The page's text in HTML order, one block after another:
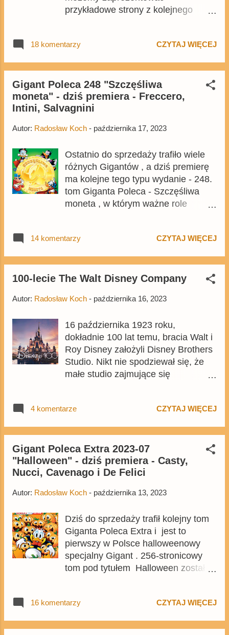
przykładowe strony z kolejnego
grudnia i będzie to pierwsze wydanie
Szczegółowe informacje o
zawartości tomu znajdziecie w
osobnym tekście , w wydaniu
pojawią się m.in. komiks Facciniego
Młodymi Skautami i opowieść o
Leoniego. Cały czas jest dostępna
prenumerata Giganta . Droższa niż
do tej pory, ale za 8 tomów serii z
dostawą do domu zapłacicie tylko
135,92 zł. W najbliższym czasie na
MegaGiga i Giganta Poleca Extra .
Źródło ilustracji: materiały prasowe -
Egmont Polska
18 komentarzy CZYTAJ WIĘCEJ
Gigant Poleca 248 "Szczęśliwa
moneta" - dziś premiera - Freccero,
Intini, Salvagnini
Autor: Radosław Koch - października 17, 2023
Ostatnio do sprzedaży trafiło wiele
różnych Gigantów , a dziś premierę
ma kolejne tego typu wydanie - 248.
tom Giganta Poleca - Szczęśliwa
moneta , w którym ważne role
jego wrogowie. Choć tom może
tegorocznych Gigantów , to i tak
wygląda interesująco. Komiks jest
jest kopią wrześniowego wydania
.
14 komentarzy CZYTAJ WIĘCEJ
100-lecie The Walt Disney Company
Autor: Radosław Koch - października 16, 2023
16 października 1923 roku,
dokładnie 100 lat temu, bracia Walt i
Roy Disney założyli Disney Brothers
Studio. Nikt nie spodziewał się, że
małe studio zajmujące się
produkcji aktorskiej, rozrośnie się do
się wielkim konglomeratem
medialnym posiadającym wiele
studiów produkcyjnych, stacji
telewizyjnych czy parków rozrywki.
swoje setne urodziny już od paru
Gigant z komiksami stworzonymi z
okazji tej rocznicy, a dzisiaj na
Disney+ zadebiutowała
krótkometrażówka Było sobie studio
, w którym pojawiają się bohaterowie
Disney Animation Studios.
4 komentarze CZYTAJ WIĘCEJ
Gigant Poleca Extra 2023-07
"Halloween" - dziś premiera - Casty,
Nucci, Cavenago i De Felici
Autor: Radosław Koch - października 13, 2023
Dziś do sprzedaży trafił kolejny tom
Giganta Poleca Extra i jest to
pierwszy w Polsce halloweenowy
specjalny Gigant . 256-stronicowy
tom pod tytułem Halloween został
zawiera komiksy z niemieckiego
najmniej parę ciekawych historyjek.
16 komentarzy CZYTAJ WIĘCEJ